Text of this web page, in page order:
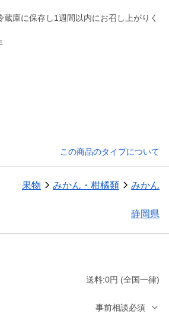
庫に保存し1週間以内にお召し上がりく
この商品のタイプについて
果物 みかん・柑橘類 みかん
静岡県
送料:0円 (全国一律)
事前相談必須